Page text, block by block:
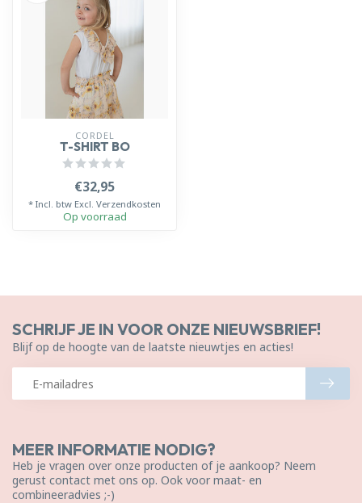
CORDEL
T-SHIRT BO
€32,95
* Incl. btw Excl. Verzendkosten
Op voorraad
MEER INFORMATIE NODIG?
Heb je vragen over onze producten of je aankoop? Neem
gerust contact met ons op. Ook voor maat- en
combineeradvies ;-)
SCHRIJF JE IN VOOR ONZE NIEUWSBRIEF!
Blijf op de hoogte van de laatste nieuwtjes en acties!